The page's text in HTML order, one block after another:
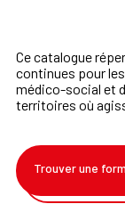
Ce catalogue
continues pour
médico-social et
territoires où
Trouver une